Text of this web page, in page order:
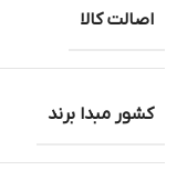
اصالت کالا
کشور مبدا برند